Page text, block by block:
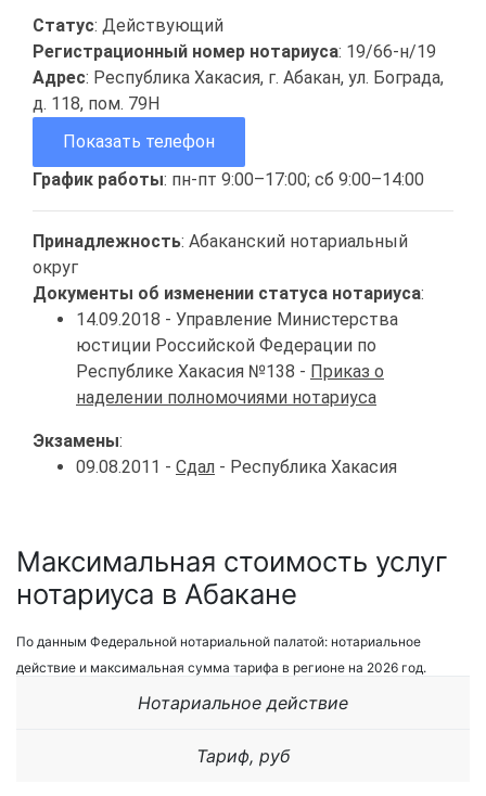
Статус: Действующий
Регистрационный номер нотариуса: 19/66-н/19
Адрес: Республика Хакасия, г. Абакан, ул. Бограда,
д. 118, пом. 79Н
Показать телефон
График работы: пн-пт 9:00–17:00; сб 9:00–14:00
Принадлежность: Абаканский нотариальный
округ
Документы об изменении статуса нотариуса:
14.09.2018 - Управление Министерства
юстиции Российской Федерации по
Республике Хакасия №138 - Приказ о
наделении полномочиями нотариуса
Экзамены:
09.08.2011 - Сдал - Республика Хакасия
Максимальная стоимость услуг
нотариуса в Абакане
По данным Федеральной нотариальной палатой: нотариальное
действие и максимальная сумма тарифа в регионе на 2026 год.
Нотариальное действие
Тариф, руб